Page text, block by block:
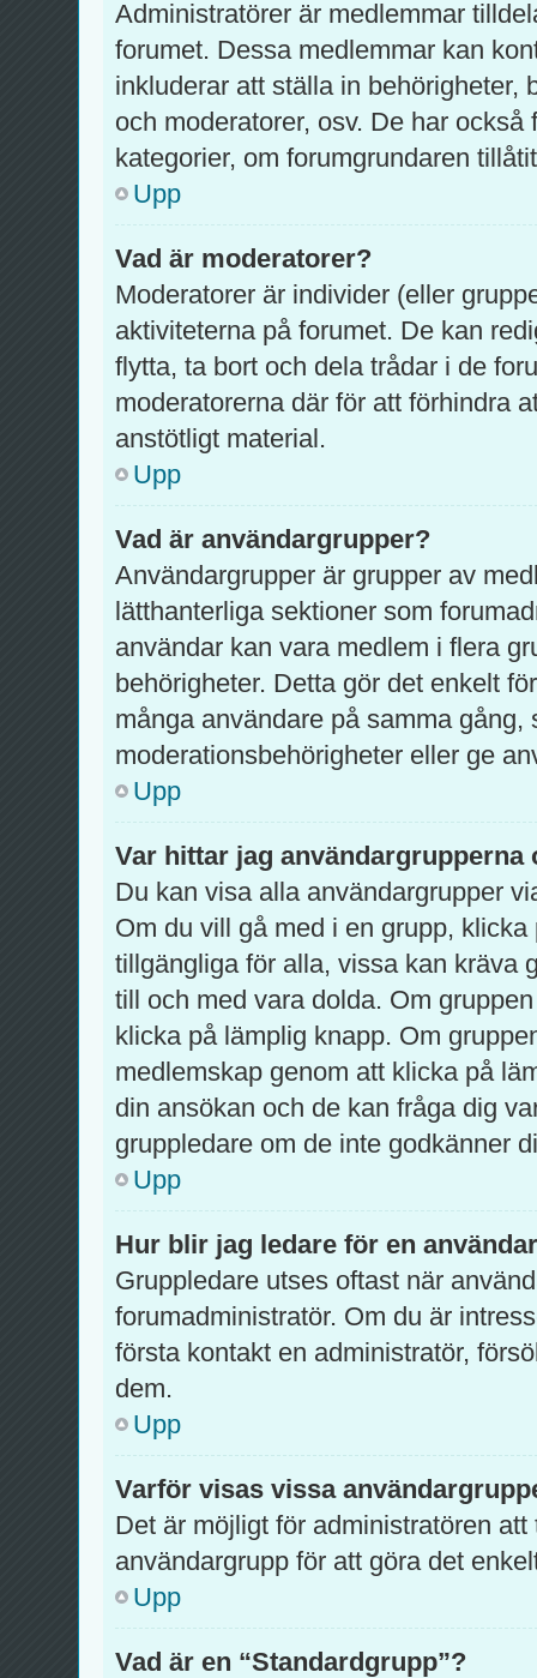
Administratörer är medlemmar
forumet. Dessa medlemmar kan
inkluderar att ställa in behörigheter,
och moderatorer, osv. De har
kategorier, om forumgrundaren
Upp
Vad är moderatorer?
Moderatorer är individer (eller
aktiviteterna på forumet. De kan
flytta, ta bort och dela trådar i de
moderatorerna där för att förhindra
anstötligt material.
Upp
Vad är användargrupper?
Användargrupper är grupper av
lätthanterliga sektioner som
användar kan vara medlem i flera
behörigheter. Detta gör det enkelt
många användare på samma
moderationsbehörigheter eller ge
Upp
Var hittar jag användargrupperna
Du kan visa alla användargrupper
Om du vill gå med i en grupp,
tillgängliga för alla, vissa kan kräva
till och med vara dolda. Om
klicka på lämplig knapp. Om
medlemskap genom att klicka på
din ansökan och de kan fråga dig
gruppledare om de inte godkänner
Upp
Hur blir jag ledare för en
Gruppledare utses oftast när
forumadministratör. Om du är
första kontakt en administratör,
dem.
Upp
Varför visas vissa
Det är möjligt för administratören
användargrupp för att göra det
Upp
Vad är en “Standardgrupp”?